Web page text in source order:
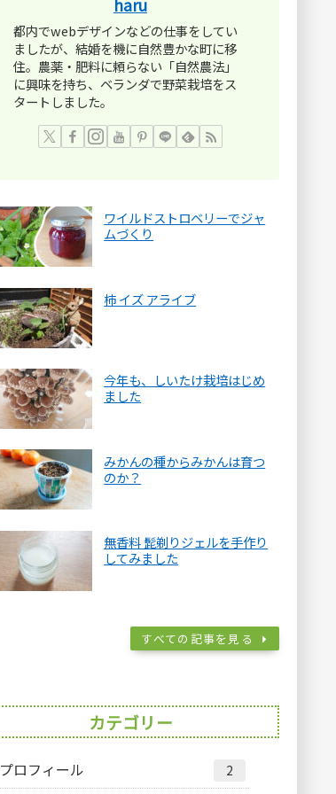
haru
都内でwebデザインなどの仕事をしてい
ましたが、結婚を機に自然豊かな町に移
住。農薬・肥料に頼らない「自然農法」
に興味を持ち、ベランダで野菜栽培をス
タートしました。
ワイルドストロベリーでジャ
ムづくり
柿 イズ アライブ
今年も、しいたけ栽培はじめ
ました
みかんの種からみかんは育つ
のか？
無香料 髭剃りジェルを手作り
してみました
すべての記事を見る
カテゴリー
プロフィール 2